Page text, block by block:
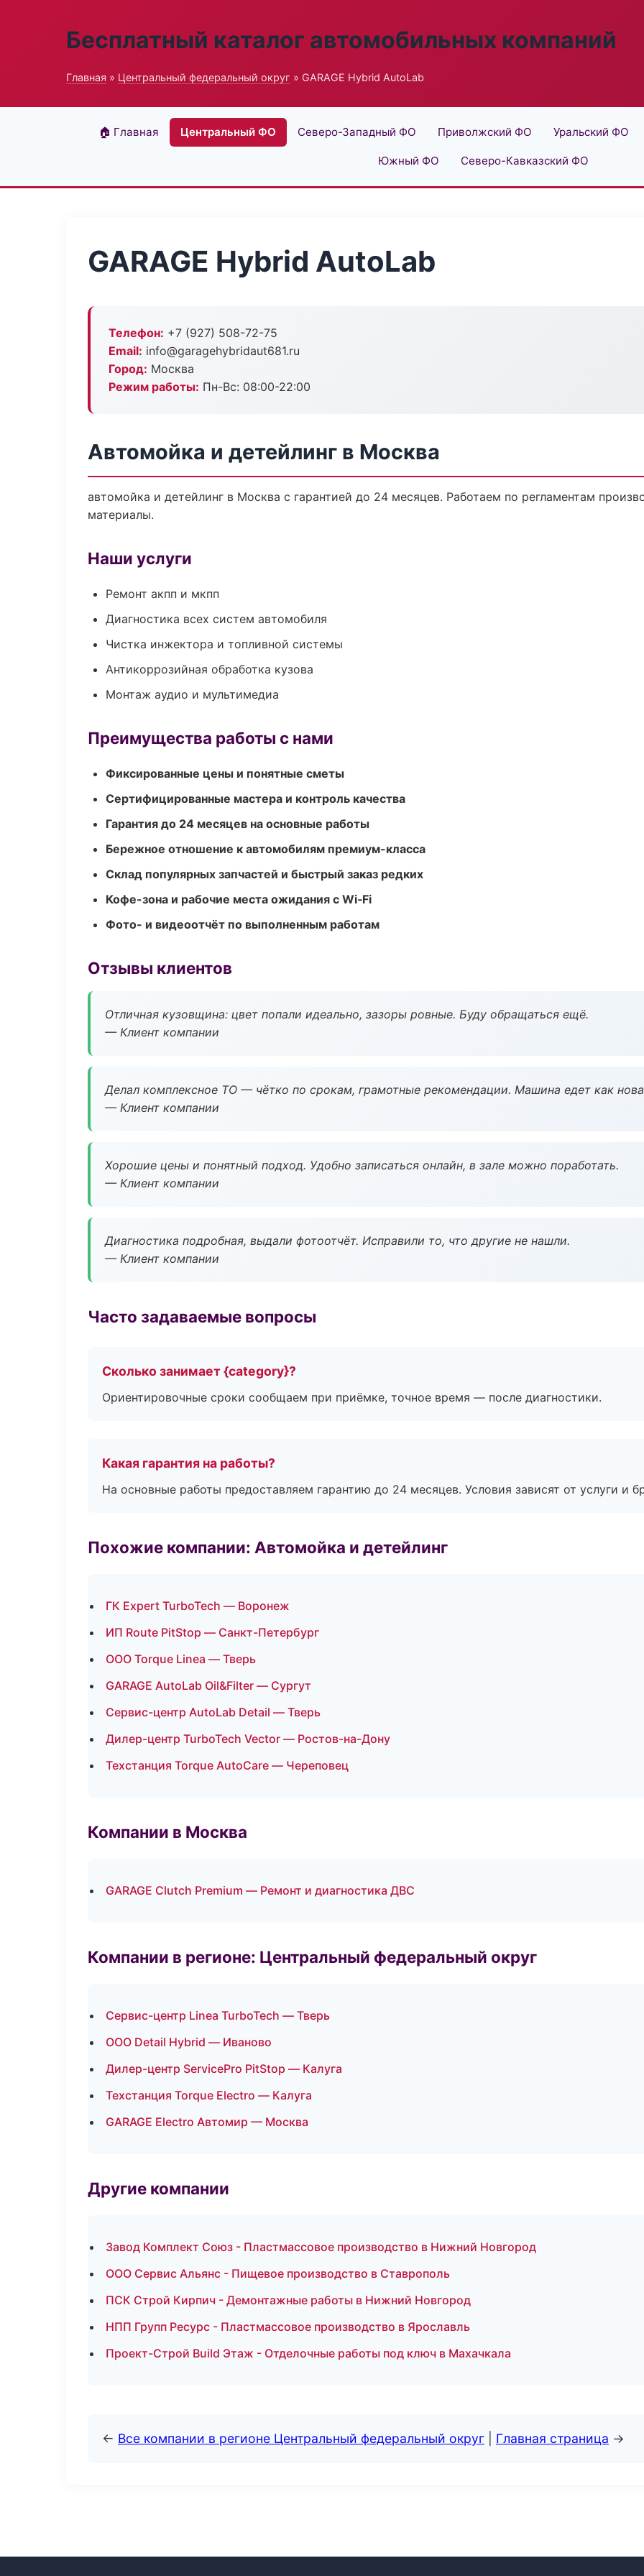
Бесплатный каталог автомобильных компаний
Главная » Центральный федеральный округ » GARAGE Hybrid AutoLab
🏠 Главная Центральный ФО Северо-Западный ФО Приволжский ФО Уральский ФО
Южный ФО Северо-Кавказский ФО
GARAGE Hybrid AutoLab
Телефон: +7 (927) 508-72-75
Email: info@garagehybridaut681.ru
Город: Москва
Режим работы: Пн-Вс: 08:00-22:00
Автомойка и детейлинг в Москва
автомойка и детейлинг в Москва с гарантией до 24 месяцев. Работаем по регламентам
материалы.
Наши услуги
Ремонт акпп и мкпп
Диагностика всех систем автомобиля
Чистка инжектора и топливной системы
Антикоррозийная обработка кузова
Монтаж аудио и мультимедиа
Преимущества работы с нами
Фиксированные цены и понятные сметы
Сертифицированные мастера и контроль качества
Гарантия до 24 месяцев на основные работы
Бережное отношение к автомобилям премиум-класса
Склад популярных запчастей и быстрый заказ редких
Кофе-зона и рабочие места ожидания с Wi‑Fi
Фото- и видеоотчёт по выполненным работам
Отзывы клиентов
Отличная кузовщина: цвет попали идеально, зазоры ровные. Буду обращаться ещё.
— Клиент компании
Делал комплексное ТО — чётко по срокам, грамотные рекомендации. Машина едет как
— Клиент компании
Хорошие цены и понятный подход. Удобно записаться онлайн, в зале можно поработать.
— Клиент компании
Диагностика подробная, выдали фотоотчёт. Исправили то, что другие не нашли.
— Клиент компании
Часто задаваемые вопросы
Сколько занимает {category}?
Ориентировочные сроки сообщаем при приёмке, точное время — после диагностики.
Какая гарантия на работы?
На основные работы предоставляем гарантию до 24 месяцев. Условия зависят от услуги и
Похожие компании: Автомойка и детейлинг
ГК Expert TurboTech — Воронеж
ИП Route PitStop — Санкт-Петербург
ООО Torque Linea — Тверь
GARAGE AutoLab Oil&Filter — Сургут
Сервис-центр AutoLab Detail — Тверь
Дилер-центр TurboTech Vector — Ростов-на-Дону
Техстанция Torque AutoCare — Череповец
Компании в Москва
GARAGE Clutch Premium — Ремонт и диагностика ДВС
Компании в регионе: Центральный федеральный округ
Сервис-центр Linea TurboTech — Тверь
ООО Detail Hybrid — Иваново
Дилер-центр ServicePro PitStop — Калуга
Техстанция Torque Electro — Калуга
GARAGE Electro Автомир — Москва
Другие компании
Завод Комплект Союз - Пластмассовое производство в Нижний Новгород
ООО Сервис Альянс - Пищевое производство в Ставрополь
ПСК Строй Кирпич - Демонтажные работы в Нижний Новгород
НПП Групп Ресурс - Пластмассовое производство в Ярославль
Проект-Строй Build Этаж - Отделочные работы под ключ в Махачкала
← Все компании в регионе Центральный федеральный округ Главная страница →